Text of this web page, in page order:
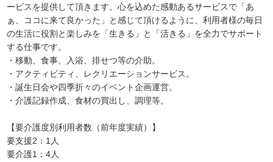
ービスを提供して頂きます。心を込めた感動あるサービスで「あ
ぁ、ココに来て良かった」と感じて頂けるように、利用者様の毎日
の生活に役割と楽しみを「生きる」と「活きる」を全力でサポート
する仕事です。
・移動、食事、入浴、排せつ等の介助。
・アクティビティ、レクリエーションサービス。
・誕生日会や四季折々のイベント企画運営。
・介護記録作成、食材の買出し、調理等。
【要介護度別利用者数（前年度実績）】
要支援2：1人
要介護1：4人